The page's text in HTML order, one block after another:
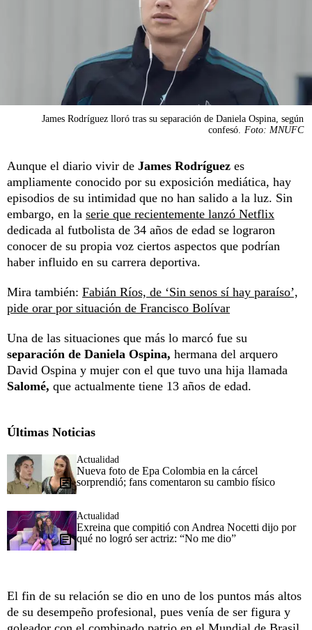
James Rodríguez lloró tras su separación de Daniela Ospina, según
confesó.
Foto: MNUFC
Aunque el diario vivir de James Rodríguez es
ampliamente conocido por su exposición mediática, hay
episodios de su intimidad que no han salido a la luz. Sin
embargo, en la serie que recientemente lanzó Netflix
dedicada al futbolista de 34 años de edad se lograron
conocer de su propia voz ciertos aspectos que podrían
haber influido en su carrera deportiva.
Mira también: Fabián Ríos, de ‘Sin senos sí hay paraíso’,
pide orar por situación de Francisco Bolívar
Una de las situaciones que más lo marcó fue su
separación de Daniela Ospina, hermana del arquero
David Ospina y mujer con el que tuvo una hija llamada
Salomé, que actualmente tiene 13 años de edad.
Últimas Noticias
Actualidad
Nueva foto de Epa Colombia en la cárcel
sorprendió; fans comentaron su cambio físico
Actualidad
Exreina que compitió con Andrea Nocetti dijo por
qué no logró ser actriz: “No me dio”
El fin de su relación se dio en uno de los puntos más altos
de su desempeño profesional, pues venía de ser figura y